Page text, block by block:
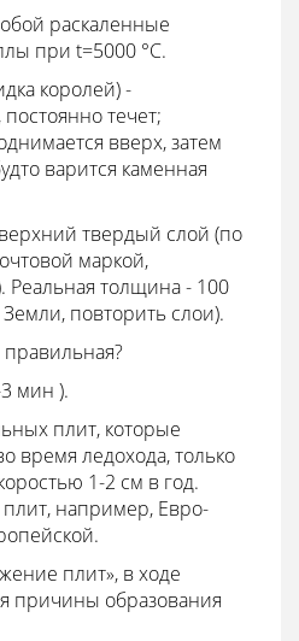
раскаленные
при t=5000 °С.
королей) -
течет;
вверх, затем
варится каменная
твердый слой (по
маркой,
Реальная толщина - 100
повторить слои).
правильная?
мин ).
плит, которые
время ледохода, только
1-2 см в год.
например, Евро-
плит», в ходе
причины образования